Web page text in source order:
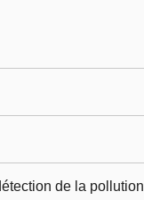
de la pollution